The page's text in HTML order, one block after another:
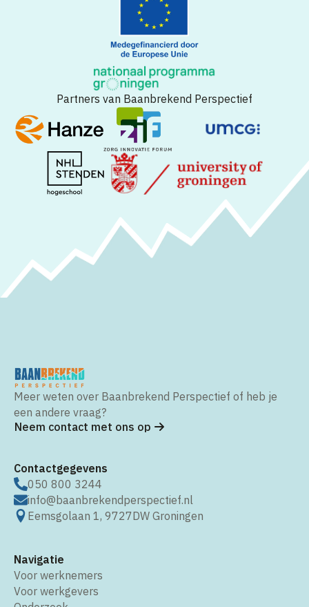
Partners van Baanbrekend Perspectief
Meer weten over Baanbrekend Perspectief of heb je
een andere vraag?
Neem contact met ons op
Contactgegevens
050 800 3244
info@baanbrekendperspectief.nl
Eemsgolaan 1, 9727DW Groningen
Navigatie
Voor werknemers
Voor werkgevers